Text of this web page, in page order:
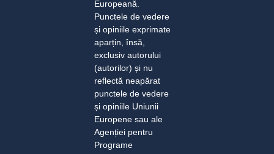
Europeană.
Punctele de vedere
și opiniile exprimate
aparțin, însă,
exclusiv autorului
(autorilor) și nu
reflectă neapărat
punctele de vedere
și opiniile Uniunii
Europene sau ale
Agenției pentru
Programe